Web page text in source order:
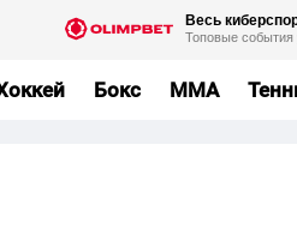
Бокс MMA